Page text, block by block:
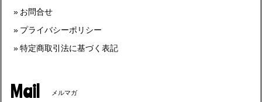
お問合せ
プライバシーポリシー
特定商取引法に基づく表記
Mail メルマガ